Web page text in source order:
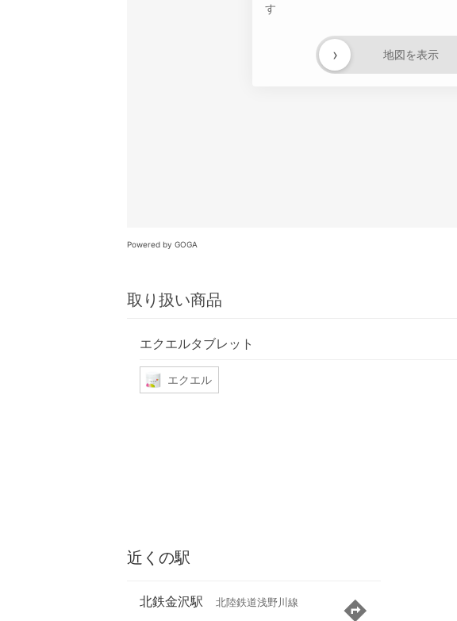
す
地図を表示
›
Powered by GOGA
取り扱い商品
エクエルタブレット
エクエル
近くの駅
北鉄金沢駅 北陸鉄道浅野川線